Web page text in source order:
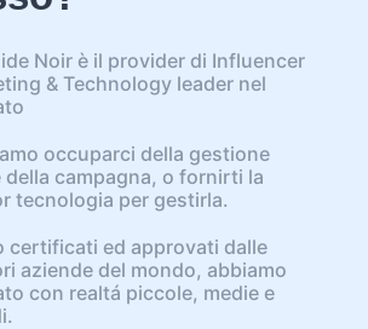
Noir è il provider di Influencer
& Technology leader nel
occuparci della gestione
della campagna, o fornirti la
tecnologia per gestirla.
certificati ed approvati dalle
aziende del mondo, abbiamo
con realtá piccole, medie e